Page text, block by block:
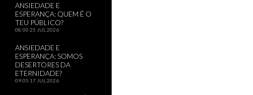
ANSIEDADE E
ESPERANÇA: QUEM É O
TEU PÚBLICO?
08:00 25 JUL 2026
ANSIEDADE E
ESPERANÇA: SOMOS
DESERTORES DA
ETERNIDADE?
09:05 17 JUL 2026